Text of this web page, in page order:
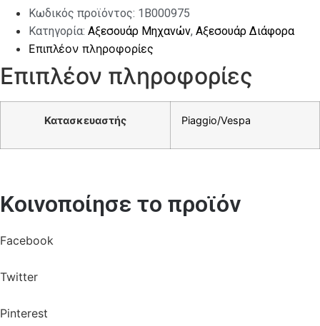
Κωδικός προϊόντος: 1B000975
Κατηγορία: Αξεσουάρ Μηχανών, Αξεσουάρ Διάφορα
Επιπλέον πληροφορίες
Επιπλέον πληροφορίες
Κατασκευαστής Piaggio/Vespa
Κοινοποίησε το προϊόν
Facebook
Twitter
Pinterest